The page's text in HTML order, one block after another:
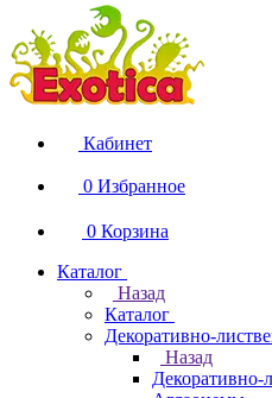
Кабинет
0 Избранное
0 Корзина
Каталог
Назад
Каталог
Декоративно-
Назад
Декоративно-